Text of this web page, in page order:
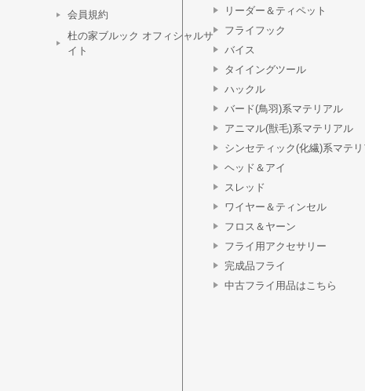
会員規約
杜の家ブルック オフィシャルサ
イト
リーダー＆ティペット
フライフック
バイス
タイイングツール
ハックル
バード(鳥羽)系マテリアル
アニマル(獣毛)系マテリアル
シンセティック(化繊)系マテ
ヘッド＆アイ
スレッド
ワイヤー＆ティンセル
フロス＆ヤーン
フライ用アクセサリー
完成品フライ
中古フライ用品はこちら